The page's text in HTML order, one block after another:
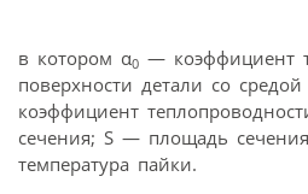
в котором α0 — коэффициент
поверхности детали со
коэффициент
сечения; S — площадь
температура пайки.